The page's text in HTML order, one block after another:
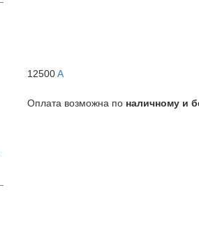
12500A
Оплата возможна по наличному и